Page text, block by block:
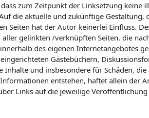
zum Zeitpunkt der Linksetzung keine
die aktuelle und zukünftige Gestaltung,
Seiten hat der Autor keinerlei Einfluss.
gelinkten /verknüpften Seiten, die
des eigenen Internetangebotes
Gästebüchern,
und insbesondere für Schäden,
entstehen, haftet allein der
Links auf die jeweilige